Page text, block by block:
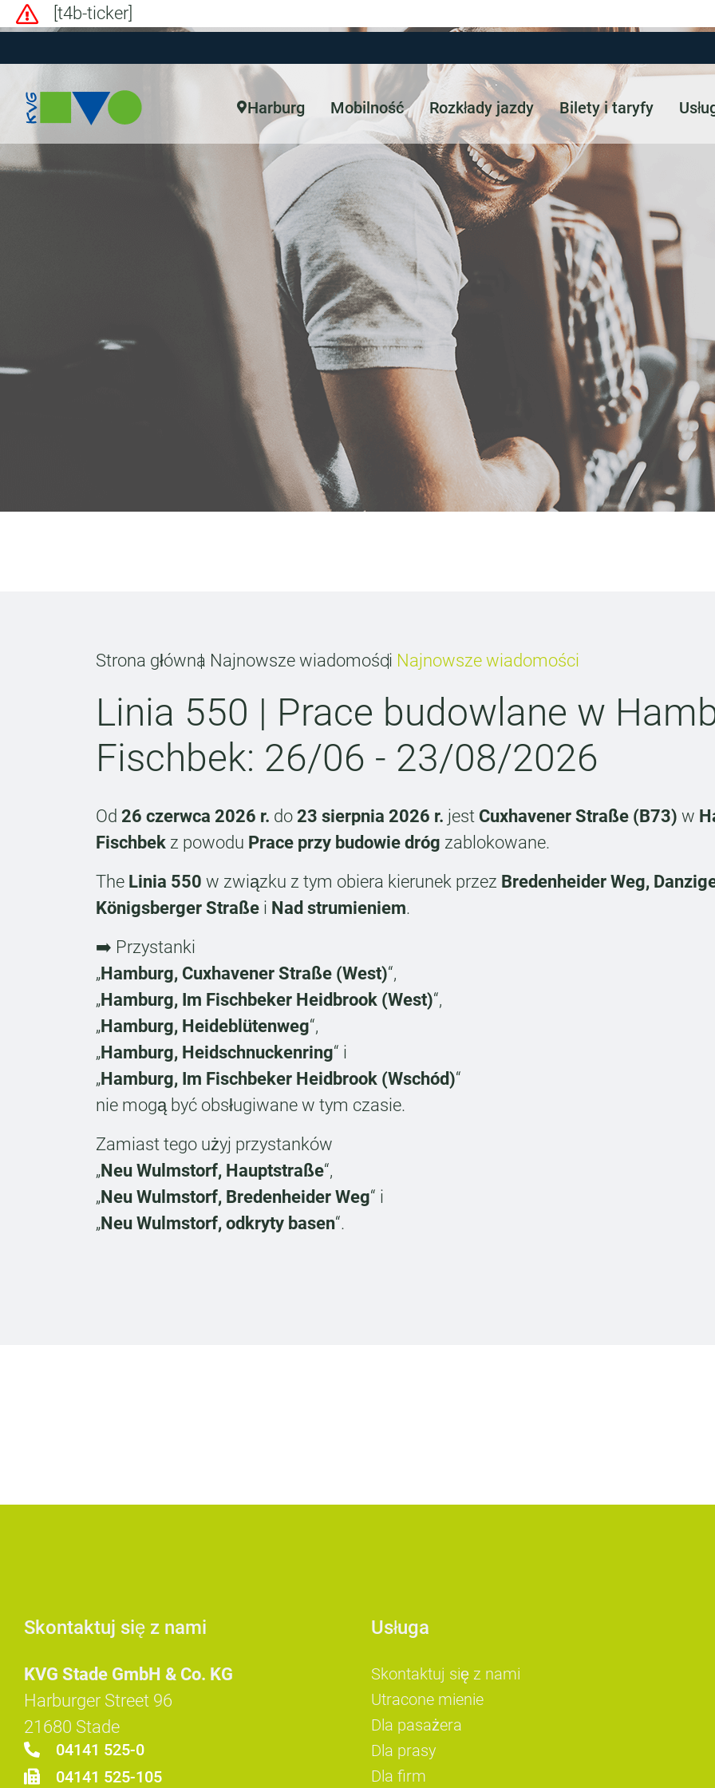
[t4b-ticker]
Harburg Mobilność Rozkłady jazdy Bilety i taryfy
Strona główna Najnowsze wiadomości Najnowsze wiadomości
Linia 550 | Prace budowlane w
Fischbek: 26/06 - 23/08/2026
Od 26 czerwca 2026 r. do 23 sierpnia 2026 r. jest Cuxhavener Straße (B73) w
Fischbek z powodu Prace przy budowie dróg zablokowane.
The Linia 550 w związku z tym obiera kierunek przez Bredenheider Weg,
Königsberger Straße i Nad strumieniem.
➡️ Przystanki
„Hamburg, Cuxhavener Straße (West)“,
„Hamburg, Im Fischbeker Heidbrook (West)“,
„Hamburg, Heideblütenweg“,
„Hamburg, Heidschnuckenring“ i
„Hamburg, Im Fischbeker Heidbrook (Wschód)“
nie mogą być obsługiwane w tym czasie.
Zamiast tego użyj przystanków
„Neu Wulmstorf, Hauptstraße“,
„Neu Wulmstorf, Bredenheider Weg“ i
„Neu Wulmstorf, odkryty basen“.
Skontaktuj się z nami
KVG Stade GmbH & Co. KG
Harburger Street 96
21680 Stade
04141 525-0
04141 525-105
Usługa
Skontaktuj się z nami
Utracone mienie
Dla pasażera
Dla prasy
Dla firm